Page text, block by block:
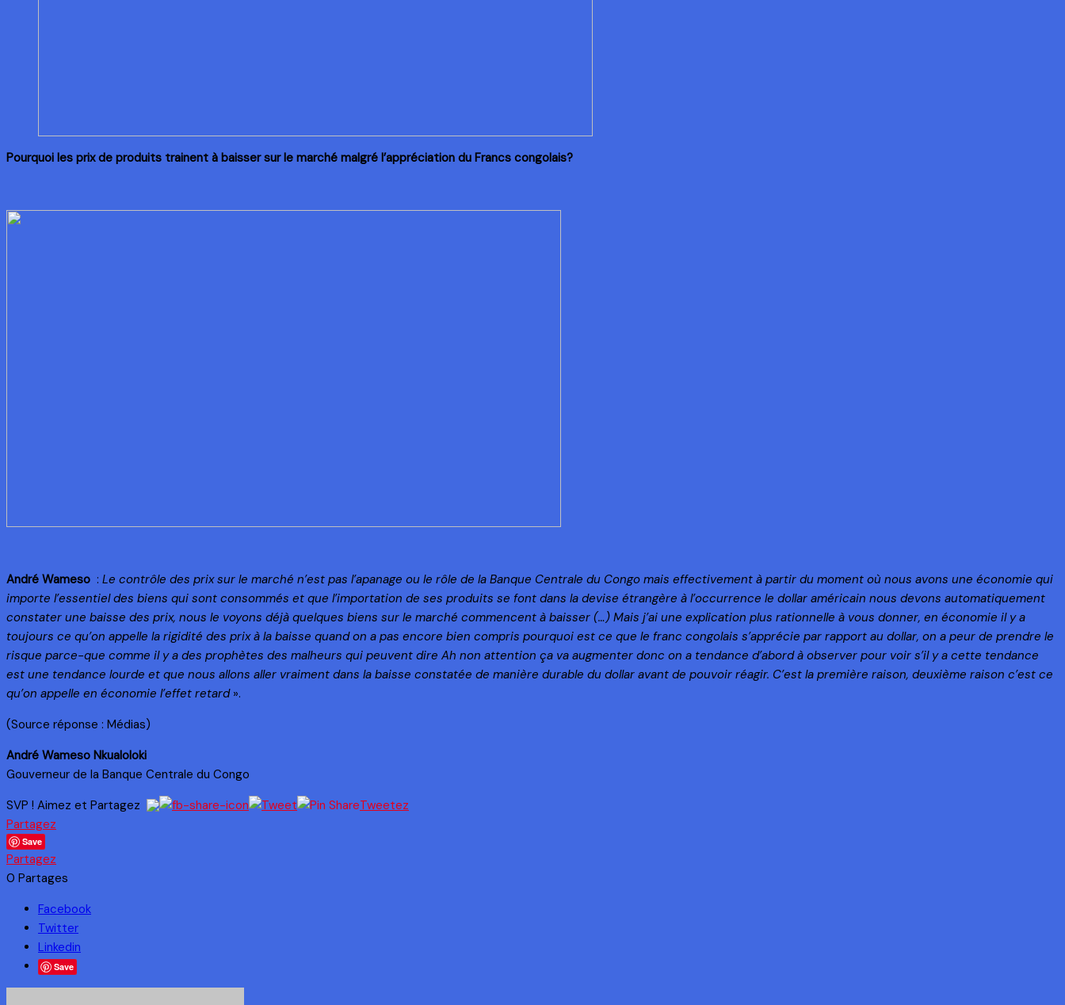
Pourquoi les prix de produits trainent à baisser sur le marché malgré l’appréciation du Francs congolais?
André Wameso : Le contrôle des prix sur le marché n’est pas l’apanage ou le rôle de la Banque Centrale du Congo mais effectivement à partir du moment où nous avons une économie qui
importe l’essentiel des biens qui sont consommés et que l’importation de ses produits se font dans la devise étrangère à l’occurrence le dollar américain nous devons automatiquement
constater une baisse des prix, nous le voyons déjà quelques biens sur le marché commencent à baisser (…) Mais j’ai une explication plus rationnelle à vous donner, en économie il y a
toujours ce qu’on appelle la rigidité des prix à la baisse quand on a pas encore bien compris pourquoi est ce que le franc congolais s’apprécie par rapport au dollar, on a peur de prendre le
risque parce-que comme il y a des prophètes des malheurs qui peuvent dire Ah non attention ça va augmenter donc on a tendance d’abord à observer pour voir s’il y a cette tendance
est une tendance lourde et que nous allons aller vraiment dans la baisse constatée de manière durable du dollar avant de pouvoir réagir. C’est la première raison, deuxième raison c’est ce
qu’on appelle en économie l’effet retard».
(Source réponse : Médias)
André Wameso Nkualoloki
Gouverneur de la Banque Centrale du Congo
SVP ! Aimez et Partagez
Tweetez
Partagez
Save
Partagez
0 Partages
Facebook
Twitter
Linkedin
Save